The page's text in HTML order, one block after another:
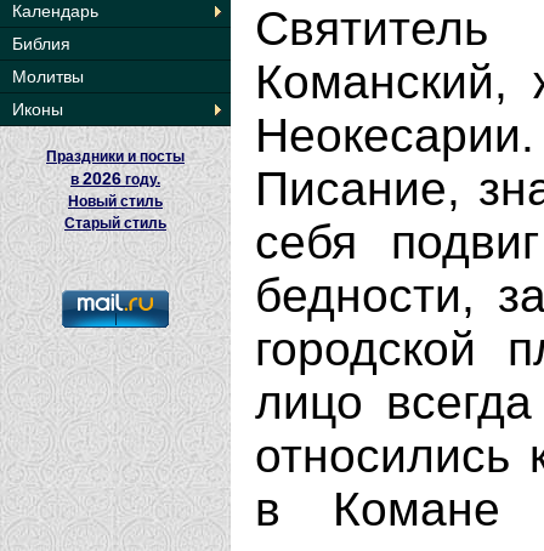
Календарь
Библия
Молитвы
Иконы
Праздники и посты
в 2026 году.
Новый стиль
Старый стиль
Команский,
Писание,
себя
бедности,
городской
лицо
относились
в Комане